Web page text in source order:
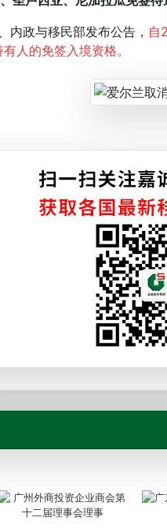
政与移民部发布公告， 自
人的免签入境资格。